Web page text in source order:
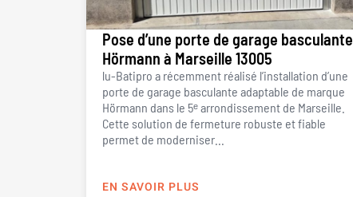
Pose d’une porte de garage basculante
Hörmann à Marseille 13005
lu-Batipro a récemment réalisé l’installation d’une
porte de garage basculante adaptable de marque
Hörmann dans le 5ᵉ arrondissement de Marseille.
Cette solution de fermeture robuste et fiable
permet de moderniser...
EN SAVOIR PLUS